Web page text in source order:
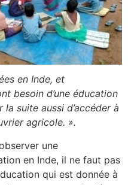
en Inde, et
besoin d’une éducation
suite aussi d’accéder à
agricole. ».
une
en Inde, il ne faut pas
qui est donnée à